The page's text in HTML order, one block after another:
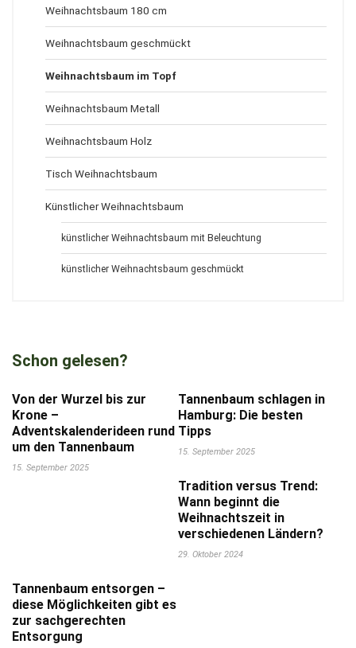
Weihnachtsbaum 180 cm
Weihnachtsbaum geschmückt
Weihnachtsbaum im Topf
Weihnachtsbaum Metall
Weihnachtsbaum Holz
Tisch Weihnachtsbaum
Künstlicher Weihnachtsbaum
künstlicher Weihnachtsbaum mit Beleuchtung
künstlicher Weihnachtsbaum geschmückt
Schon gelesen?
Von der Wurzel bis zur
Krone –
Adventskalenderideen rund
um den Tannenbaum
15. September 2025
Tannenbaum schlagen in
Hamburg: Die besten
Tipps
15. September 2025
Tradition versus Trend:
Wann beginnt die
Weihnachtszeit in
verschiedenen Ländern?
29. Oktober 2024
Tannenbaum entsorgen –
diese Möglichkeiten gibt es
zur sachgerechten
Entsorgung